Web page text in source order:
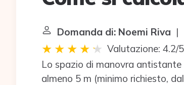
Domanda di: Noemi Riva |
Valutazione: 4.2/5
Lo spazio di manovra
almeno 5 m (minimo richiesto,